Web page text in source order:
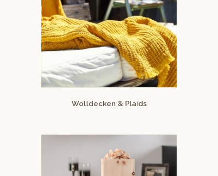
Wolldecken & Plaids